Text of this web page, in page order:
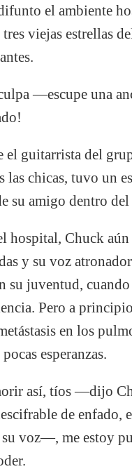
el ambiente
viejas estrellas
—escupe una
el guitarrista del
las chicas, tuvo un
su amigo dentro del
hospital, Chuck
y su voz
su juventud, cuando
Pero a
en los
esperanzas.
así, tíos —dijo
de enfado,
su voz—, me estoy